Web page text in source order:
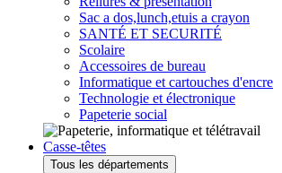
Sac a dos,lunch,etuis a crayon
SANTÉ ET SECURITÉ
Scolaire
Accessoires de bureau
Informatique et cartouches d'encre
Technologie et électronique
Papeterie social
Casse-têtes
Tous les départements